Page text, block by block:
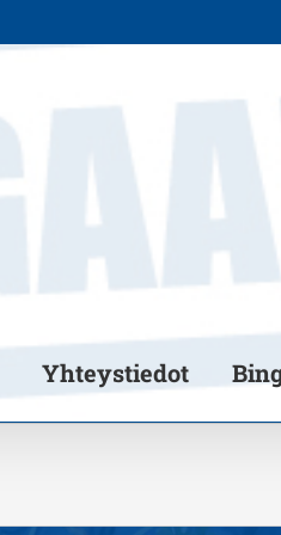
Yhteystiedot